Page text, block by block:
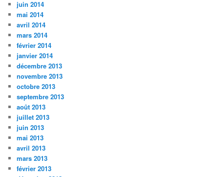
juin 2014
mai 2014
avril 2014
mars 2014
février 2014
janvier 2014
décembre 2013
novembre 2013
octobre 2013
septembre 2013
août 2013
juillet 2013
juin 2013
mai 2013
avril 2013
mars 2013
février 2013